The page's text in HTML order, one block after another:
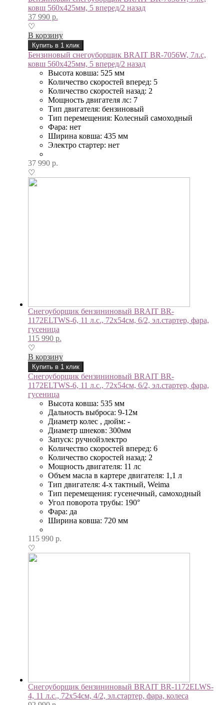
ковш 560х425мм, 5 вперед/2 назад
37 990р.
♡
В корзину
Купить в 1 клик
Бензиновый снегоуборщик BRAIT BR-7056W, 7л.с,
ковш 560х425мм, 5 вперед/2 назад
Высота ковша: 525 мм
Количество скоростей вперед: 5
Количество скоростей назад: 2
Мощность двигателя лс: 7
Тип двигателя: бензиновый
Тип перемещения: Колесный самоходный
Фара: нет
Ширина ковша: 435 мм
Электро стартер: нет
37 990р.
♡
Снегоуборщик бензининовый BRAIT BR-
1172ELTWS-6, 11 л.с., 72х54см, 6/2, эл.стартер, фара,
гусеница
115 990р.
♡
В корзину
Купить в 1 клик
Снегоуборщик бензининовый BRAIT BR-
1172ELTWS-6, 11 л.с., 72х54см, 6/2, эл.стартер, фара,
гусеница
Высота ковша: 535 мм
Дальность выброса: 9-12м
Диаметр колес , дюйм: -
Диаметр шнеков: 300мм
Запуск: ручнойэлектро
Количество скоростей вперед: 6
Количество скоростей назад: 2
Мощность двигателя: 11 лс
Объем масла в картере двигателя: 1,1 л
Тип двигателя: 4-х тактный, Weima
Тип перемещения: гусенечный, самоходный
Угол поворота трубы: 190°
Фара: да
Ширина ковша: 720 мм
115 990р.
♡
Снегоуборщик бензининовый BRAIT BR-1172ELWS-
4, 11 л.с., 72х54см, 4/2, эл.стартер, фара, колеса